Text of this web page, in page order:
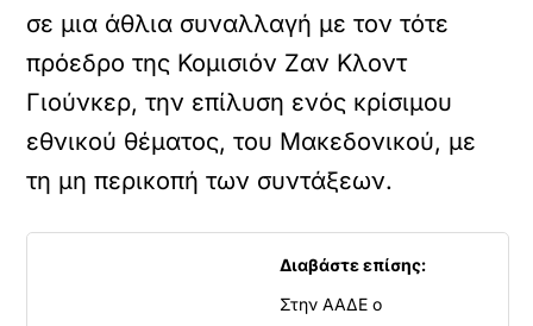
σε μια άθλια συναλλαγή με τον τότε
πρόεδρο της Κομισιόν Ζαν Κλοντ
Γιούνκερ, την επίλυση ενός κρίσιμου
εθνικού θέματος, του Μακεδονικού, με
τη μη περικοπή των συντάξεων.
Διαβάστε επίσης:
Στην ΑΑΔΕ ο